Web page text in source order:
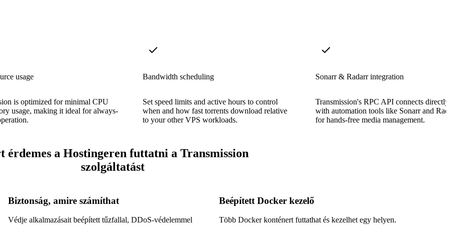
usage
is optimized for minimal CPU
usage, making it ideal for always-
Bandwidth scheduling
Set speed limits and active hours to control
when and how fast torrents download relative
to your other VPS workloads.
Sonarr & Radarr integration
Transmission's RPC API connects directly
with automation tools like Sonarr and
for hands-free media management.
érdemes a Hostingeren futtatni a Transmission
szolgáltatást
Biztonság, amire számíthat
Védje alkalmazásait beépített tűzfallal, DDoS-védelemmel
Beépített Docker kezelő
Több Docker konténert futtathat és kezelhet egy helyen.